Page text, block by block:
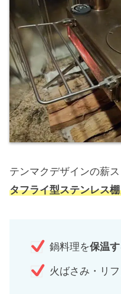
テンマクデザインの薪
タフライ型ステンレス
鍋料理を保温
火ばさみ・リ